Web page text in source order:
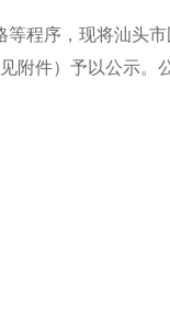
程序，现将汕头
附件）予以公示。